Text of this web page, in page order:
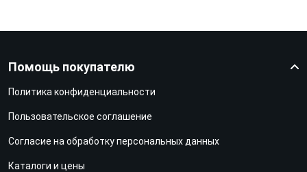
Помощь покупателю
Политика конфиденциальности
Пользовательское соглашение
Согласие на обработку персональных данных
Каталоги и цены